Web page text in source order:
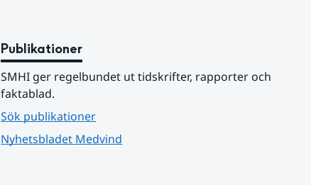
Publikationer
SMHI ger regelbundet ut tidskrifter, rapporter och
faktablad.
Sök publikationer
Nyhetsbladet Medvind